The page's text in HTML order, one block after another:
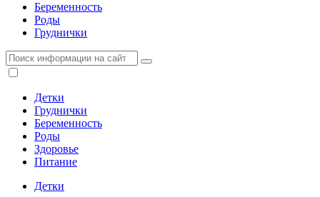
Беременность
Роды
Груднички
Детки
Груднички
Беременность
Роды
Здоровье
Питание
Детки